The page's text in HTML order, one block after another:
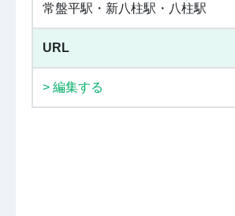
常盤平駅・新八柱駅・八柱駅
URL
> 編集する